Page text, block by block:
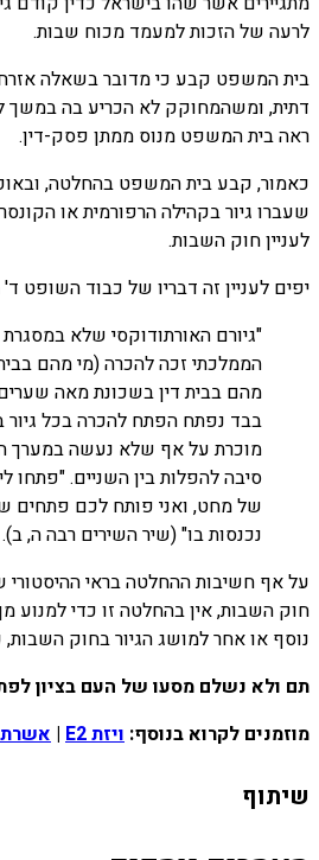
לרעה של הזכות למעמד מכוח שבות.
בית המשפט קבע כי מדובר בשאלה
ראה בית המשפט מנוס ממתן פסק-דין.
כאמור, קבע בית המשפט בהחלטה,
שעברו גיור בקהילה הרפורמית או
לעניין חוק השבות.
יפים לעניין זה דבריו של כבוד השופט
"גיורם האורתודוקסי שלא במסגרת
הממלכתי זכה להכרה (מי מהם
מהם בבית דין בשכונת מאה
בבד נפתח הפתח להכרה בכל גיור
מוכרת על אף שלא נעשה במערך
סיבה להפלות בין השניים. "פתחו
של מחט, ואני פותח לכם פתחים
נכנסות בו" (שיר השירים רבה ה,
על אף חשיבות ההחלטה בראי ההיסטורי
חוק השבות, אין בהחלטה זו כדי למנוע
נוסף או אחר למושג הגיור בחוק
תם ולא נשלם מסעו של העם בציון
מוזמנים לקרוא בנוסף: ויזת E2 |
שיתוף